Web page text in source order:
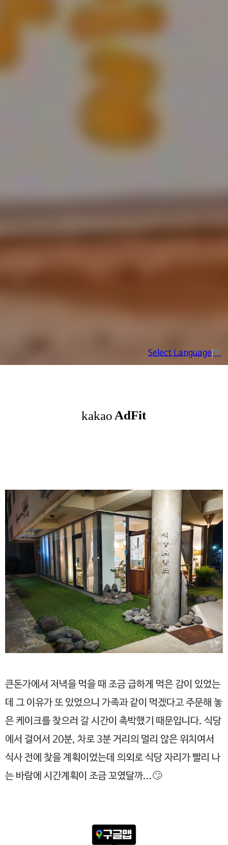
Select Language ▼
큰돈가에서 저녁을 먹을 때 조금 급하게 먹은 감이 있었는
데 그 이유가 또 있었으니 가족과 같이 먹겠다고 주문해 놓
은 케이크를 찾으러 갈 시간이 촉박했기 때문입니다. 식당
에서 걸어서 20분, 차로 3분 거리의 멀리 않은 위치여서
식사 전에 찾을 계획이었는데 의외로 식당 자리가 빨리 나
는 바람에 시간계획이 조금 꼬였달까...🙄